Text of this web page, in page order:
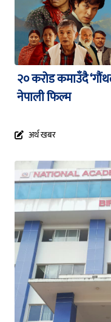
२० करोड कमाउँदै
नेपाली फिल्म
अर्थ खबर